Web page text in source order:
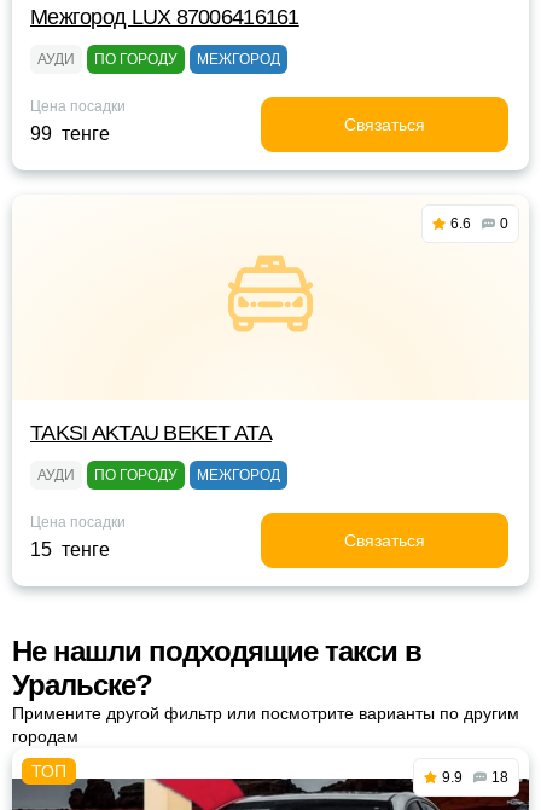
Межгород LUX 87006416161
АУДИ ПО ГОРОДУ МЕЖГОРОД
Цена посадки
99 тенге Связаться
6.6 0
TAKSI AKTAU BEKET ATA
АУДИ ПО ГОРОДУ МЕЖГОРОД
Цена посадки
15 тенге Связаться
Не нашли подходящие такси в
Уральске?
Примените другой фильтр или посмотрите варианты по другим
городам
9.9 18